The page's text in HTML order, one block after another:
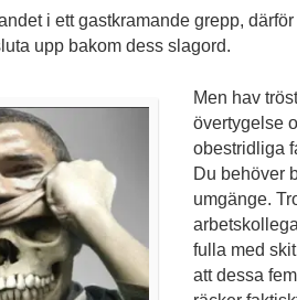
i ett gastkramande grepp,
upp bakom dess slagord.
Men hav
övertygelse
obestridliga
Du behöver
umgänge.
fulla med
att dessa